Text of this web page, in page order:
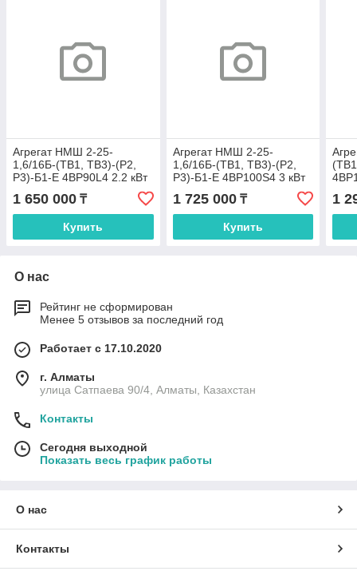
Агрегат НMШ 2-25-
1,6/16Б-(ТВ1, ТВ3)-(Р2,
Р3)-Б1-E 4BP90L4 2.2 кВт
1 650 000 ₸
Купить
Агрегат НMШ 2-25-
1,6/16Б-(ТВ1, ТВ3)-(Р2,
Р3)-Б1-E 4BP100S4 3 кВт
1 725 000₸
Купить
1
О нас
Рейтинг не сформирован
Менее 5 отзывов за последний год
Работает с 17.10.2020
г. Алматы
улица Сатпаева 90/4, Алматы, Казахстан
Контакты
Сегодня выходной
Показать весь график работы
О нас
Контакты